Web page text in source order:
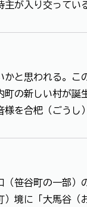
が入り交ってい
と思われる。
の新しい村が
を合杷（ごうし
笹谷町の一部）
境に「大馬谷